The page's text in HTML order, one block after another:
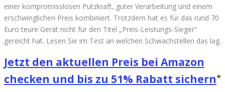
einer kompromisslosen Putzkraft, guter Verarbeitung und einem
erschwinglichen Preis kombiniert. Trotzdem hat es für das rund 70
Euro teure Gerät nicht für den Titel „Preis-Leistungs-Sieger“
gereicht hat. Lesen Sie im Test an welchen Schwachstellen das lag.
Jetzt den aktuellen Preis bei Amazon
checken und bis zu 51% Rabatt sichern